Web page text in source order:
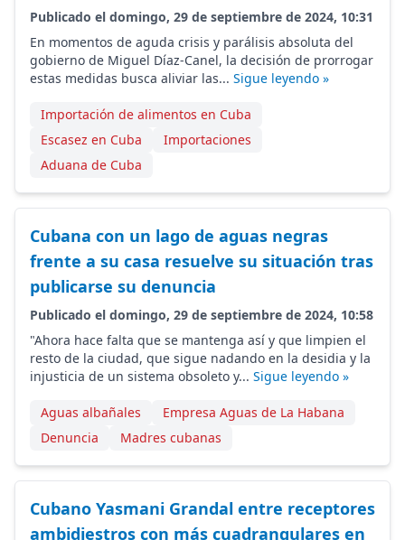
Publicado el domingo, 29 de septiembre de 2024, 10:31
En momentos de aguda crisis y parálisis absoluta del
gobierno de Miguel Díaz-Canel, la decisión de prorrogar
estas medidas busca aliviar las... Sigue leyendo »
Importación de alimentos en Cuba
Escasez en Cuba
Importaciones
Aduana de Cuba
Cubana con un lago de aguas negras
frente a su casa resuelve su situación tras
publicarse su denuncia
Publicado el domingo, 29 de septiembre de 2024, 10:58
"Ahora hace falta que se mantenga así y que limpien el
resto de la ciudad, que sigue nadando en la desidia y la
injusticia de un sistema obsoleto y... Sigue leyendo »
Aguas albañales
Empresa Aguas de La Habana
Denuncia
Madres cubanas
Cubano Yasmani Grandal entre receptores
ambidiestros con más cuadrangulares en